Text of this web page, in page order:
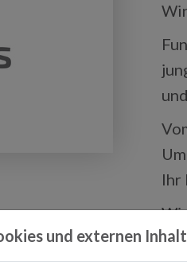
Ihr
und externen